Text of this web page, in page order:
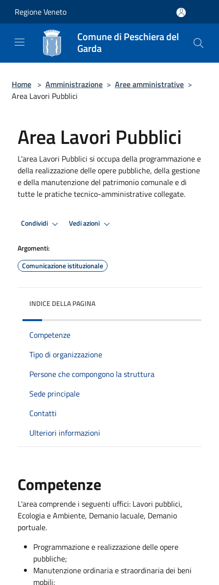
Regione Veneto
Comune di Peschiera del
Garda
Home > Amministrazione > Aree amministrative >
Area Lavori Pubblici
Area Lavori Pubblici
L'area Lavori Pubblici si occupa della programmazione e
della realizzazione delle opere pubbliche, della gestione
e della manutenzione del patrimonio comunale e di
tutte le pratiche tecnico-amministrative collegate.
Condividi Vedi azioni
Argomenti:
Comunicazione istituzionale
INDICE DELLA PAGINA
Competenze
Tipo di organizzazione
Persone che compongono la struttura
Sede principale
Contatti
Ulteriori informazioni
Competenze
L'area comprende i seguenti uffici: Lavori pubblici,
Ecologia e Ambiente, Demanio lacuale, Demanio
portuale.
Programmazione e realizzazione delle opere
pubbliche;
Manutenzione ordinaria e straordinaria dei beni
mobili;